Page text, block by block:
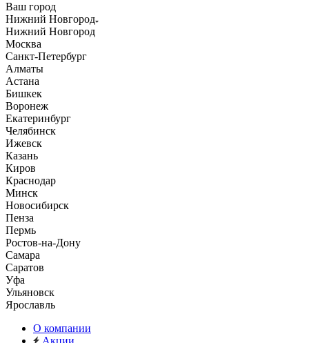
Ваш город
Нижний Новгород
Нижний Новгород
Москва
Санкт-Петербург
Алматы
Астана
Бишкек
Воронеж
Екатеринбург
Челябинск
Ижевск
Казань
Киров
Краснодар
Минск
Новосибирск
Пенза
Пермь
Ростов-на-Дону
Самара
Саратов
Уфа
Ульяновск
Ярославль
О компании
Акции